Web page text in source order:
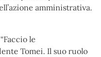
amministrativa.
le
Tomei. Il suo ruolo